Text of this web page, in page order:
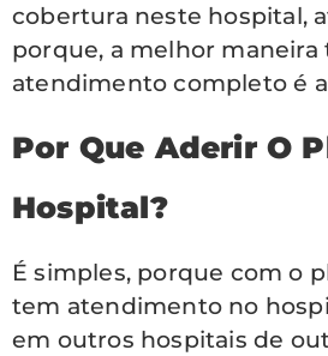
cobertura neste hospital,
porque, a melhor
atendimento completo é
Por Que Aderir O
Hospital?
É simples, porque com o
tem atendimento no
em outros hospitais de